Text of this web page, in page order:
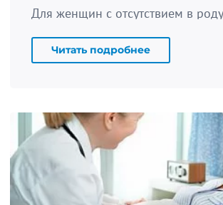
Читать подробнее